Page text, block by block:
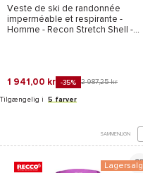
Veste de ski de randonnée
imperméable et respirante -
Homme - Recon Stretch Shell -
1 941,00 kr -35% 2 987,25 kr
Tilgængelig i 5 farver
SAMMENLIGN
Lagersalg